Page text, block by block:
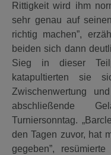
Rittigkeit wird ihm
sehr genau auf
richtig machen”,
beiden sich dann
Sieg in dieser
katapultierten sie
Zwischenwertung
abschließende
Turniersonntag.
den Tagen zuvor, hat
gegeben”,